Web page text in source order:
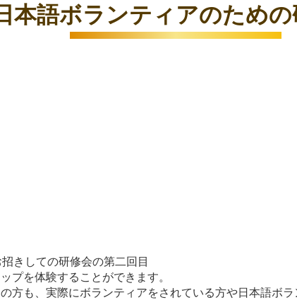
本語ボランティアのため
きしての研修会の第二回目
プを体験することができます。
方も、実際にボランティアをされている方や日本語ボ